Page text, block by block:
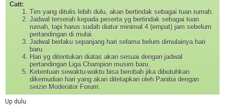
Catt:
Tim yang ditulis lebih dulu, akan bertindak sebagai tuan rumah.
Jadwal terserah kepada peserta yg bertindak sebagai tuan
rumah, tapi harus sudah diatur minimal 4 (empat) jam sebelum
pertandingan di mulai.
Jadwal berlaku sepanjang hari selama belum dimulainya hari
baru.
Hari yg ditentukan diatas akan sesuai dengan jadwal
pertandingan Liga Champion musim baru.
Ketentuan sewaktu-waktu bisa berobah jika dibutuhkan
dikemudian hari yang akan ditetapkan oleh Panitia dengan
seizin Moderator Forum.
Up dulu